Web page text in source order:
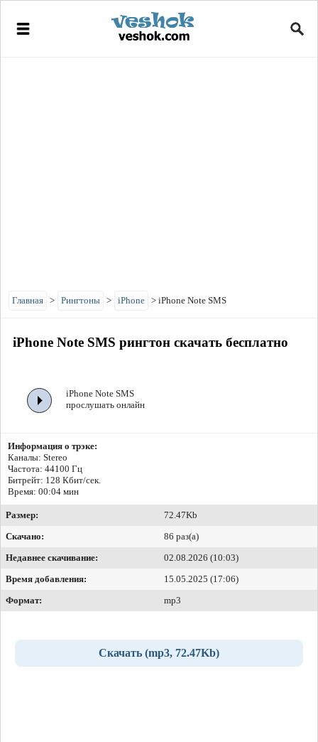
Главная > Рингтоны > iPhone > iPhone Note SMS
iPhone Note SMS рингтон скачать бесплатно
iPhone Note SMS
прослушать онлайн
Информация о трэке:
Каналы: Stereo
Частота: 44100 Гц
Битрейт: 128 Кбит/сек.
Время: 00:04 мин
Размер:
72.47Kb
Скачано:
86 раз(а)
Недавнее скачивание:
02.08.2026 (10:03)
Время добавления:
15.05.2025 (17:06)
Формат:
mp3
Скачать (mp3, 72.47Kb)